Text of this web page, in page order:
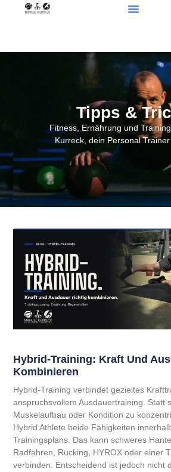
Tipps &
Fitness, Ernährung und
Kurreck, dein Personal
Hybrid-Training: Kraft Und
Kombinieren
Hybrid-Training verbindet gezieltes
anspruchsvollem Ausdauertraining. Statt
Muskelaufbau oder Kondition zu
Hybrid Athlete beide Fähigkeiten
Trainingsplans. Das kann schweres
Radfahren, Rucking, HYROX oder einer
verbinden. Entscheidend ist jedoch nicht